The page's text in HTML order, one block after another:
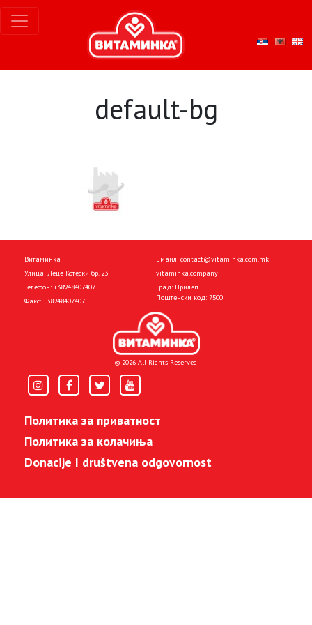
default-bg
Витаминка
Улица: Леце Котески бр. 23
Телефон: +38948407407
Факс: +38948407407
Емаил: contact@vitaminka.com.mk
vitaminka.company
Град: Прилеп
Поштенски код: 7500
© 2026 All Rights Reserved
Политика за приватност
Политика за колачиња
Donacije I društvena odgovornost